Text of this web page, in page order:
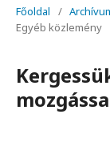
Főoldal /
Egyéb közlemény